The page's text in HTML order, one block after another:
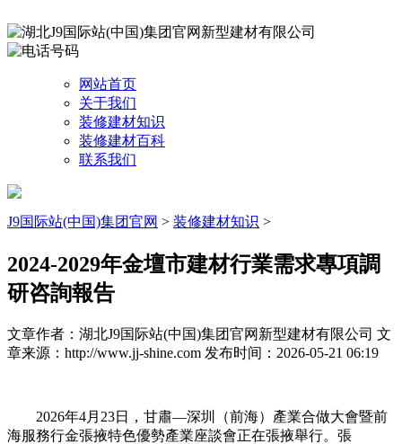
网站首页
关于我们
装修建材知识
装修建材百科
联系我们
J9国际站(中国)集团官网 > 装修建材知识 >
2024-2029年金壇市建材行業需求專項調
研咨詢報告
文章作者：湖北J9国际站(中国)集团官网新型建材有限公司 文
章来源：http://www.jj-shine.com 发布时间：2026-05-21 06:19
2026年4月23日，甘肅—深圳（前海）產業合做大會暨前
海服務行金張掖特色優勢產業座談會正在張掖舉行。張